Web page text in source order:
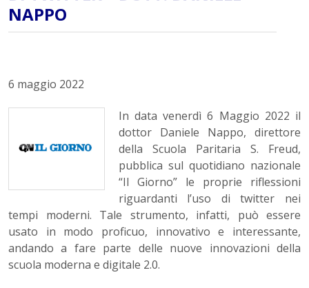
NAPPO
6 maggio 2022
In data venerdì 6 Maggio 2022 il
dottor Daniele Nappo, direttore
della Scuola Paritaria S. Freud,
pubblica sul quotidiano nazionale
“Il Giorno” le proprie riflessioni
riguardanti l’uso di twitter nei
tempi moderni. Tale strumento, infatti, può essere
usato in modo proficuo, innovativo e interessante,
andando a fare parte delle nuove innovazioni della
scuola moderna e digitale 2.0.